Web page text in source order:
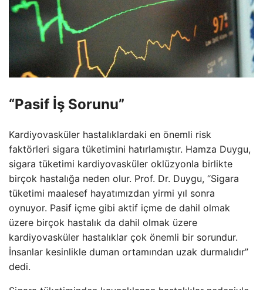
“Pasif İş Sorunu”
Kardiyovasküler hastalıklardaki en önemli risk
faktörleri sigara tüketimini hatırlamıştır. Hamza Duygu,
sigara tüketimi kardiyovasküler oklüzyonla birlikte
birçok hastalığa neden olur. Prof. Dr. Duygu, “Sigara
tüketimi maalesef hayatımızdan yirmi yıl sonra
oynuyor. Pasif içme gibi aktif içme de dahil olmak
üzere birçok hastalık da dahil olmak üzere
kardiyovasküler hastalıklar çok önemli bir sorundur.
İnsanlar kesinlikle duman ortamından uzak durmalıdır”
dedi.